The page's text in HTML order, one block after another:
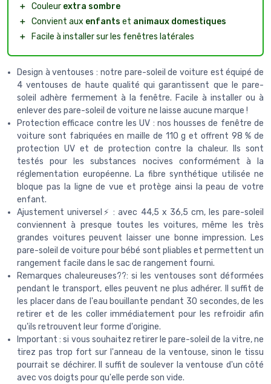
＋ Couleur extra sombre
＋ Convient aux enfants et animaux domestiques
＋
Facile à installer sur les fenêtres latérales
Design à ventouses : notre pare-soleil de voiture est équipé de
4 ventouses de haute qualité qui garantissent que le pare-
soleil adhère fermement à la fenêtre. Facile à installer ou à
enlever des pare-soleil de voiture ne laisse aucune marque !
Protection efficace contre les UV : nos housses de fenêtre de
voiture sont fabriquées en maille de 110 g et offrent 98 % de
protection UV et de protection contre la chaleur. Ils sont
testés pour les substances nocives conformément à la
réglementation européenne. La fibre synthétique utilisée ne
bloque pas la ligne de vue et protège ainsi la peau de votre
enfant.
‍Ajustement universel⚡ : avec 44,5 x 36,5 cm, les pare-soleil
conviennent à presque toutes les voitures, même les très
grandes voitures peuvent laisser une bonne impression. Les
pare-soleil de voiture pour bébé sont pliables et permettent un
rangement facile dans le sac de rangement fourni.
‍Remarques chaleureuses??: si les ventouses sont déformées
pendant le transport, elles peuvent ne plus adhérer. Il suffit de
les placer dans de l'eau bouillante pendant 30 secondes, de les
retirer et de les coller immédiatement pour les refroidir afin
qu'ils retrouvent leur forme d'origine.
Important : si vous souhaitez retirer le pare-soleil de la vitre, ne
tirez pas trop fort sur l'anneau de la ventouse, sinon le tissu
pourrait se déchirer. Il suffit de soulever la ventouse d'un côté
avec vos doigts pour qu'elle perde son vide.